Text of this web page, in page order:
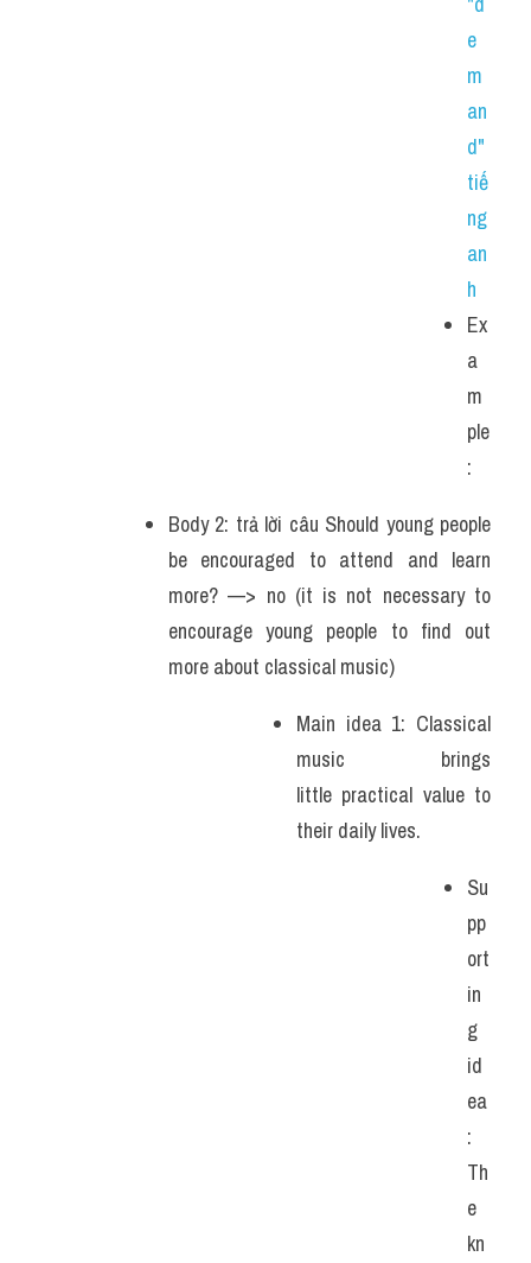
e
m
an
d"
tiế
ng
an
h
Ex
a
m
ple
:
Body 2: trả lời câu Should young people
be encouraged to attend and learn
more? —> no (it is not necessary to
encourage young people to find out
more about classical music)
Main idea 1: Classical
music brings
little practical value to
their daily lives.
Su
pp
ort
in
g
id
ea
:
Th
e
kn